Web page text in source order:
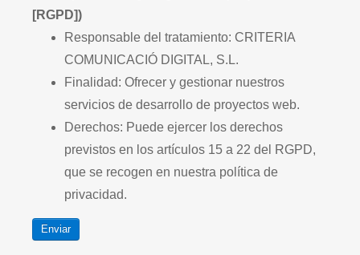
[RGPD])
Responsable del tratamiento: CRITERIA
COMUNICACIÓ DIGITAL, S.L.
Finalidad: Ofrecer y gestionar nuestros
servicios de desarrollo de proyectos web.
Derechos: Puede ejercer los derechos
previstos en los artículos 15 a 22 del RGPD,
que se recogen en nuestra política de
privacidad.
Enviar